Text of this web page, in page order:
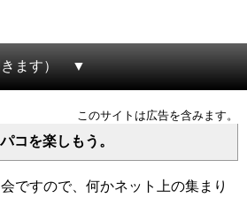
ます）
このサイトは広告を含みます。
コを楽しもう。
ですので、何かネット上の集まり